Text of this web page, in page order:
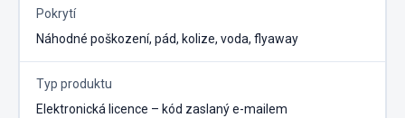
Pokrytí
Náhodné poškození, pád, kolize, voda, flyaway
Typ produktu
Elektronická licence – kód zaslaný e-mailem